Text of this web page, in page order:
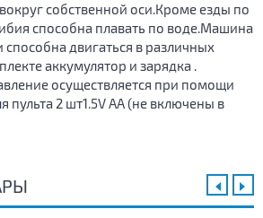
собственной оси.Кроме езды по
способна плавать по воде.Машина
двигаться в различных
аккумулятор и зарядка .
осуществляется при помощи
пульта 2 шт1.5V AA (не включены в